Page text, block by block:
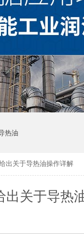
热油
出关于导热油操作详解
关于导热